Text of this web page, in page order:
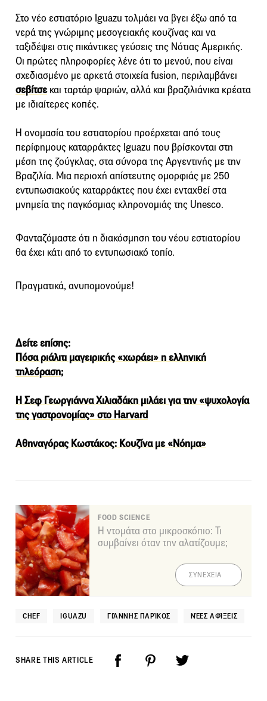
Στο νέο εστιατόριο Iguazu τολμάει να βγει έξω από τα
νερά της γνώριμης μεσογειακής κουζίνας και να
ταξιδέψει στις πικάντικες γεύσεις της Νότιας Αμερικής.
Οι πρώτες πληροφορίες λένε ότι το μενού, που είναι
σχεδιασμένο με αρκετά στοιχεία fusion, περιλαμβάνει
σεβίτσεκαι ταρτάρ ψαριών, αλλά και βραζιλιάνικα κρέατα
με ιδιαίτερες κοπές.
Η ονομασία του εστιατορίου προέρχεται από τους
περίφημους καταρράκτες Iguazu που βρίσκονται στη
μέση της ζούγκλας, στα σύνορα της Αργεντινής με την
Βραζιλία. Μια περιοχή απίστευτης ομορφιάς με 250
εντυπωσιακούς καταρράκτες που έχει ενταχθεί στα
μνημεία της παγκόσμιας κληρονομιάς της Unesco.
Φανταζόμαστε ότι η διακόσμηση του νέου εστιατορίου
θα έχει κάτι από το εντυπωσιακό τοπίο.
Πραγματικά, ανυπομονούμε!
Δείτε επίσης:
Πόσα ριάλιτι μαγειρικής «χωράει» η ελληνική
τηλεόραση;
Η Σεφ Γεωργιάννα Χιλιαδάκη μιλάει για την «ψυχολογία
της γαστρονομίας» στο Harvard
Αθηναγόρας Κωστάκος: Κουζίνα με «Νόημα»
FOOD SCIENCE
Η ντομάτα στο μικροσκόπιο: Τι
συμβαίνει όταν την αλατίζουμε;
ΣΥΝΕΧΕΙΑ
CHEF IGUAZU ΓΙΆΝΝΗΣ ΠΑΡΊΚΟΣ ΝΈΕΣ ΑΦΊΞΕΙΣ
SHARE THIS ARTICLE